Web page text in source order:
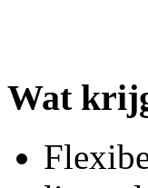
Wat